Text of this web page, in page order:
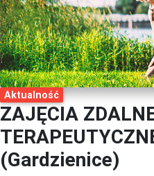
Aktualność
ZAJĘCIA
(Gardzienice)